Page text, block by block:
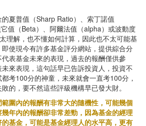
夏普值（Sharp Ratio）、索丁諾值
它值（Beta）、阿爾法值（alpha）或波動度
理解，也不懂如何計算，因此也不太可能基
使現今有許多基金評分網站，提供綜合分
表基金未來的表現，過去的報酬僅供參
來表現，這句話早已告訴投資人，投資不
考100分的神童，未來就會一直考100分，
的，要不然這些評級機構早已發大財。
圍內的報酬有非常大的隨機性，可能幾個
年內的報酬卻非常差勁，因為基金的經理
基金，可能是基金經理人的水平高，更有